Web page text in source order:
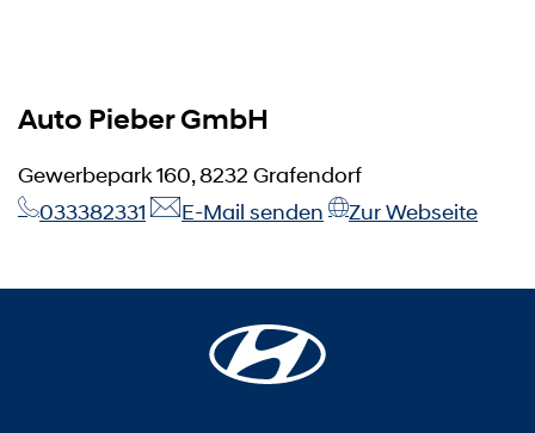
Auto Pieber GmbH
Gewerbepark 160, 8232 Grafendorf
033382331
E-Mail senden Zur Webseite